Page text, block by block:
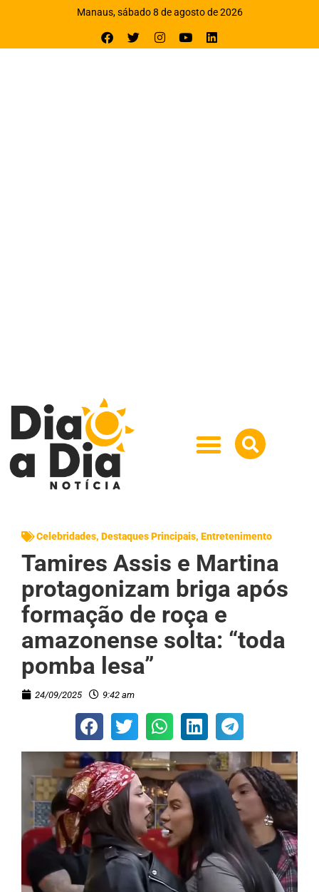
Manaus, sábado 8 de agosto de 2026
Celebridades, Destaques Principais, Entretenimento
Tamires Assis e Martina
protagonizam briga após
formação de roça e
amazonense solta: “toda
pomba lesa”
24/09/2025 9:42 am